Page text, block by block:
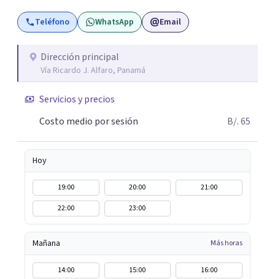
que ir al psicólogo puede generar dudas. Por eso, valoro
enormemente la confianza que depositas en mí. Mi
y profesional, donde te sientas escuchado/a en todo
momento. ¡Estoy aquí para apoyarte en tu camino hacia
Teléfono WhatsApp Email
Dirección principal
Vía Ricardo J. Alfaro, Panamá
Servicios y precios
Costo medio por sesión
B/. 65
Hoy
19:00 20:00
21:00
22:00
23:00
Mañana Más horas
14:00 15:00
16:00